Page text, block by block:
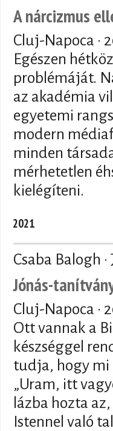
A nárcizmus
Cluj-Napoca ·
Egészen
problémáját.
az akadémia
egyetemi
modern
minden
mérhetetlen
kielégíteni.
2021
Csaba Balogh ·
Jónás-
Cluj-Napoca ·
Ott vannak a
készséggel
tudja, hogy mi
„Uram, itt
lázba hozta
Istennel való